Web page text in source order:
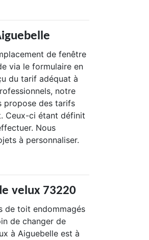
de fenêtre
via le formulaire en
du tarif adéquat à
notre
propose des tarifs
Ceux-ci étant définit
Nous
à personnaliser.
velux 73220
de toit endommagés
de changer de
à Aiguebelle est à